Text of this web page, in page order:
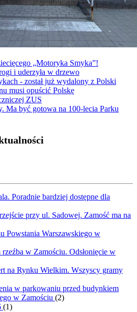
„Motoryka Smyka”!
i uderzyła w drzewo
- został już wydalony z Polski
musi opuścić Polskę
ZUS
Ma być gotowa na 100-lecia Parku
Poradnie bardziej dostępne dla
przy ul. Sadowej. Zamość ma na
Powstania Warszawskiego w
w Zamościu. Odsłonięcie w
na Rynku Wielkim. Wszyscy gramy
w parkowaniu przed budynkiem
w Zamościu (2)
(1)